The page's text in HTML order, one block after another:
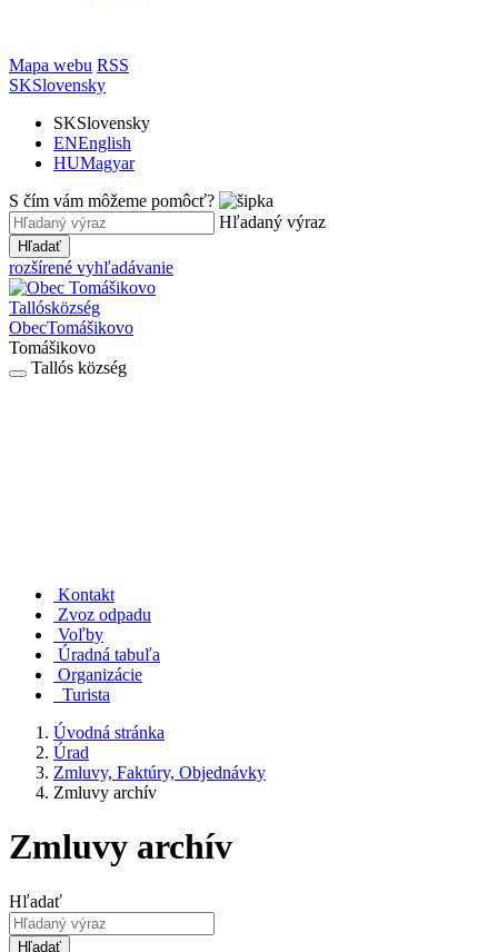
Mapa webu RSS
SKSlovensky
SKSlovensky
ENEnglish
HUMagyar
S čím vám môžeme pomôcť?
Hľadaný výraz
Hľadať
rozšírené vyhľadávanie
Tallósközség
ObecTomášikovo
Tomášikovo
Tallós község
Kontakt
Zvoz odpadu
Voľby
Úradná tabuľa
Organizácie
Turista
Úvodná stránka
Úrad
Zmluvy, Faktúry, Objednávky
Zmluvy archív
Zmluvy archív
Hľadať
Hľadať